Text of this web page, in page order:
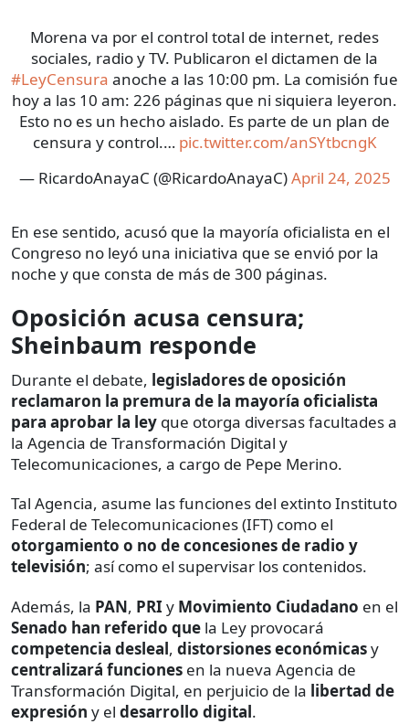
Morena va por el control total de internet, redes
sociales, radio y TV. Publicaron el dictamen de la
#LeyCensura anoche a las 10:00 pm. La comisión fue
hoy a las 10 am: 226 páginas que ni siquiera leyeron.
Esto no es un hecho aislado. Es parte de un plan de
censura y control.… pic.twitter.com/anSYtbcngK
— RicardoAnayaC (@RicardoAnayaC)April 24, 2025
En ese sentido, acusó que la mayoría oficialista en el
Congreso no leyó una iniciativa que se envió por la
noche y que consta de más de 300 páginas.
Oposición acusa censura;
Sheinbaum responde
Durante el debate, legisladores de oposición
reclamaron la premura de la mayoría oficialista
para aprobar la ley que otorga diversas facultades a
la Agencia de Transformación Digital y
Telecomunicaciones, a cargo de Pepe Merino.
Tal Agencia, asume las funciones del extinto Instituto
Federal de Telecomunicaciones (IFT) como el
otorgamiento o no de concesiones de radio y
televisión; así como el supervisar los contenidos.
Además, la PAN, PRI y Movimiento Ciudadano en el
Senado han referido que la Ley provocará
competencia desleal, distorsiones económicasy
centralizará funciones en la nueva Agencia de
Transformación Digital, en perjuicio de la libertad de
expresión y el desarrollo digital.